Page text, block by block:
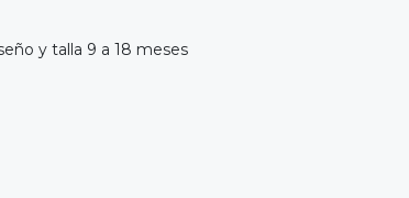
y talla 9 a 18 meses